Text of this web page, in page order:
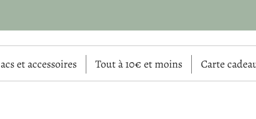
et accessoires Tout à 10€ et moins Carte